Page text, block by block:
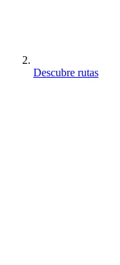
Descubre rutas